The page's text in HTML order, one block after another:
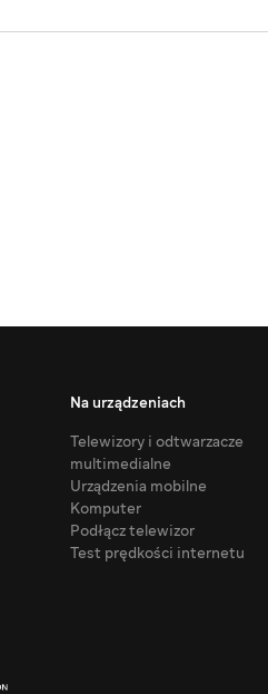
Na urządzeniach
Telewizory i odtwarzacze
multimedialne
Urządzenia mobilne
Komputer
Podłącz telewizor
Test prędkości internetu